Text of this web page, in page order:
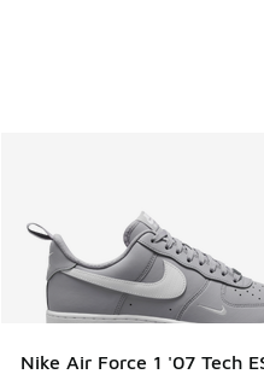
Nike Air Force 1 '07 Tech